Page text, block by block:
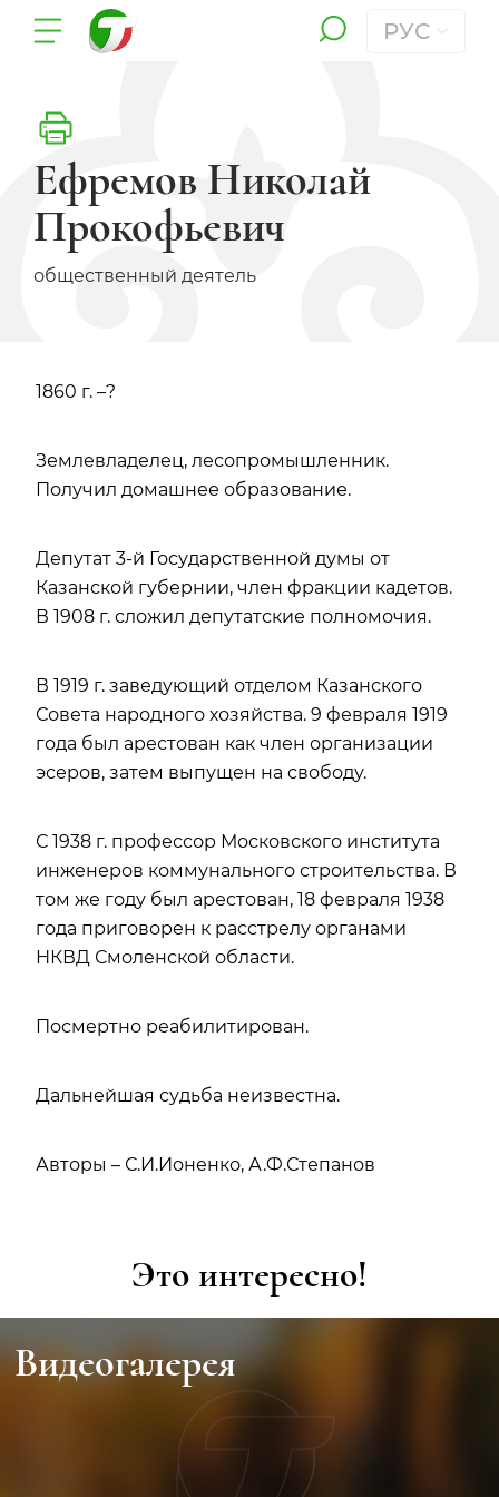
РУС
Ефремов Николай
Прокофьевич
общественный деятель
1860 г. –?
Землевладелец, лесопромышленник.
Получил домашнее образование.
Депутат 3-й Государственной думы от
Казанской губернии, член фракции кадетов.
В 1908 г. сложил депутатские полномочия.
В 1919 г. заведующий отделом Казанского
Совета народного хозяйства. 9 февраля 1919
года был арестован как член организации
эсеров, затем выпущен на свободу.
С 1938 г. профессор Московского института
инженеров коммунального строительства. В
том же году был арестован, 18 февраля 1938
года приговорен к расстрелу органами
НКВД Смоленской области.
Посмертно реабилитирован.
Дальнейшая судьба неизвестна.
Авторы – С.И.Ионенко, А.Ф.Степанов
Это интересно!
Видеогалерея